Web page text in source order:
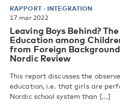
RAPPORT- INTEGRATION
17 mar 2022
Leaving Boys Behind?
Education among
from Foreign
Nordic Review
This report discusses the
education, i.e. that girls are
Nordic school system than [...]